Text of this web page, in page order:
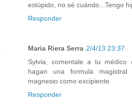
estúpido, no sé cuándo...Tengo
Responder
Maria Riera Serra 2/4/13 23:37
Sylvia, comentale a tu
hagan una formula
magnesio como excipiente.
Responder